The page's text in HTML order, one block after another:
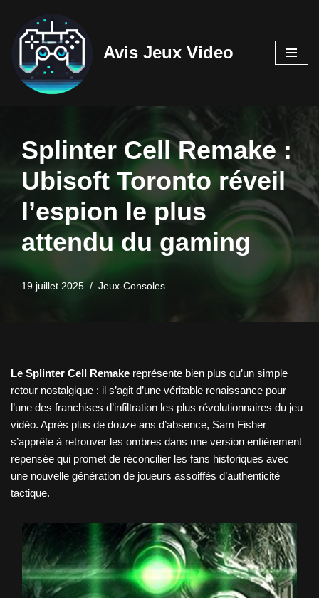
Aller
contenu
Avis Jeux Video
Splinter Cell Remake :
Ubisoft Toronto réveil
l’espion le plus
attendu du gaming
19 juillet 2025 Jeux-Consoles
Le Splinter Cell Remake représente bien plus qu’un simple
retour nostalgique : il s’agit d’une véritable renaissance pour
l’une des franchises d’infiltration les plus révolutionnaires du jeu
vidéo. Après plus de douze ans d’absence, Sam Fisher
s’apprête à retrouver les ombres dans une version entièrement
repensée qui promet de réconcilier les fans historiques avec
une nouvelle génération de joueurs assoiffés d’authenticité
tactique.